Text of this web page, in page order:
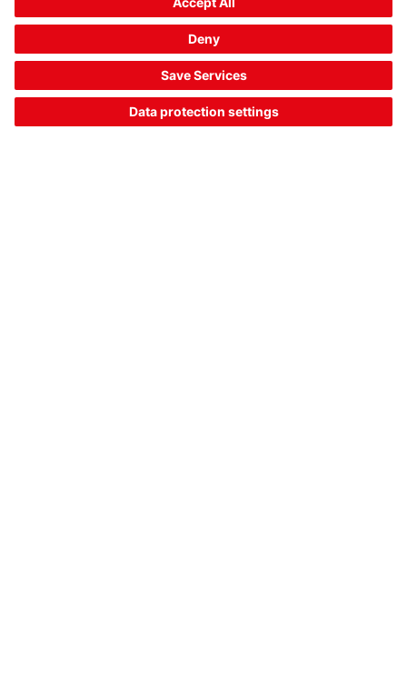
안전 전문 지식 섹션에서는 기계 안전과 관련된 주요 지침 및
표준에 대한 간략한 개요와 함께 보호 장치 선택 및 설계에 대
한 실질적인 지원을 제공합니다.
대화형 계산 마법사(예: 이격 거리 계산)
보호 장치 선택 및 사용에 대한 지원